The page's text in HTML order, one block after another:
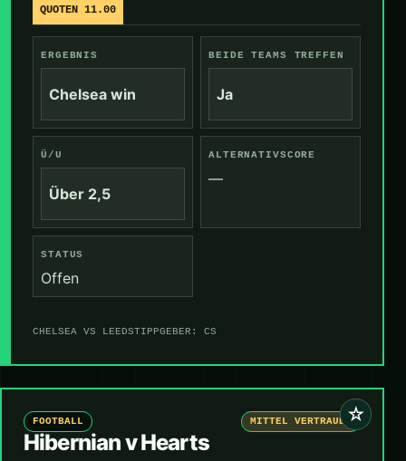
QUOTEN 11.00
ERGEBNIS
Chelsea win
BEIDE TEAMS TREFFEN
Ja
Ü/U
Über 2,5
ALTERNATIVSCORE
—
STATUS
Offen
CHELSEA VS LEEDSTIPPGEBER: CS
☆
FOOTBALL MITTEL VERTRAUEN
Hibernian v Hearts